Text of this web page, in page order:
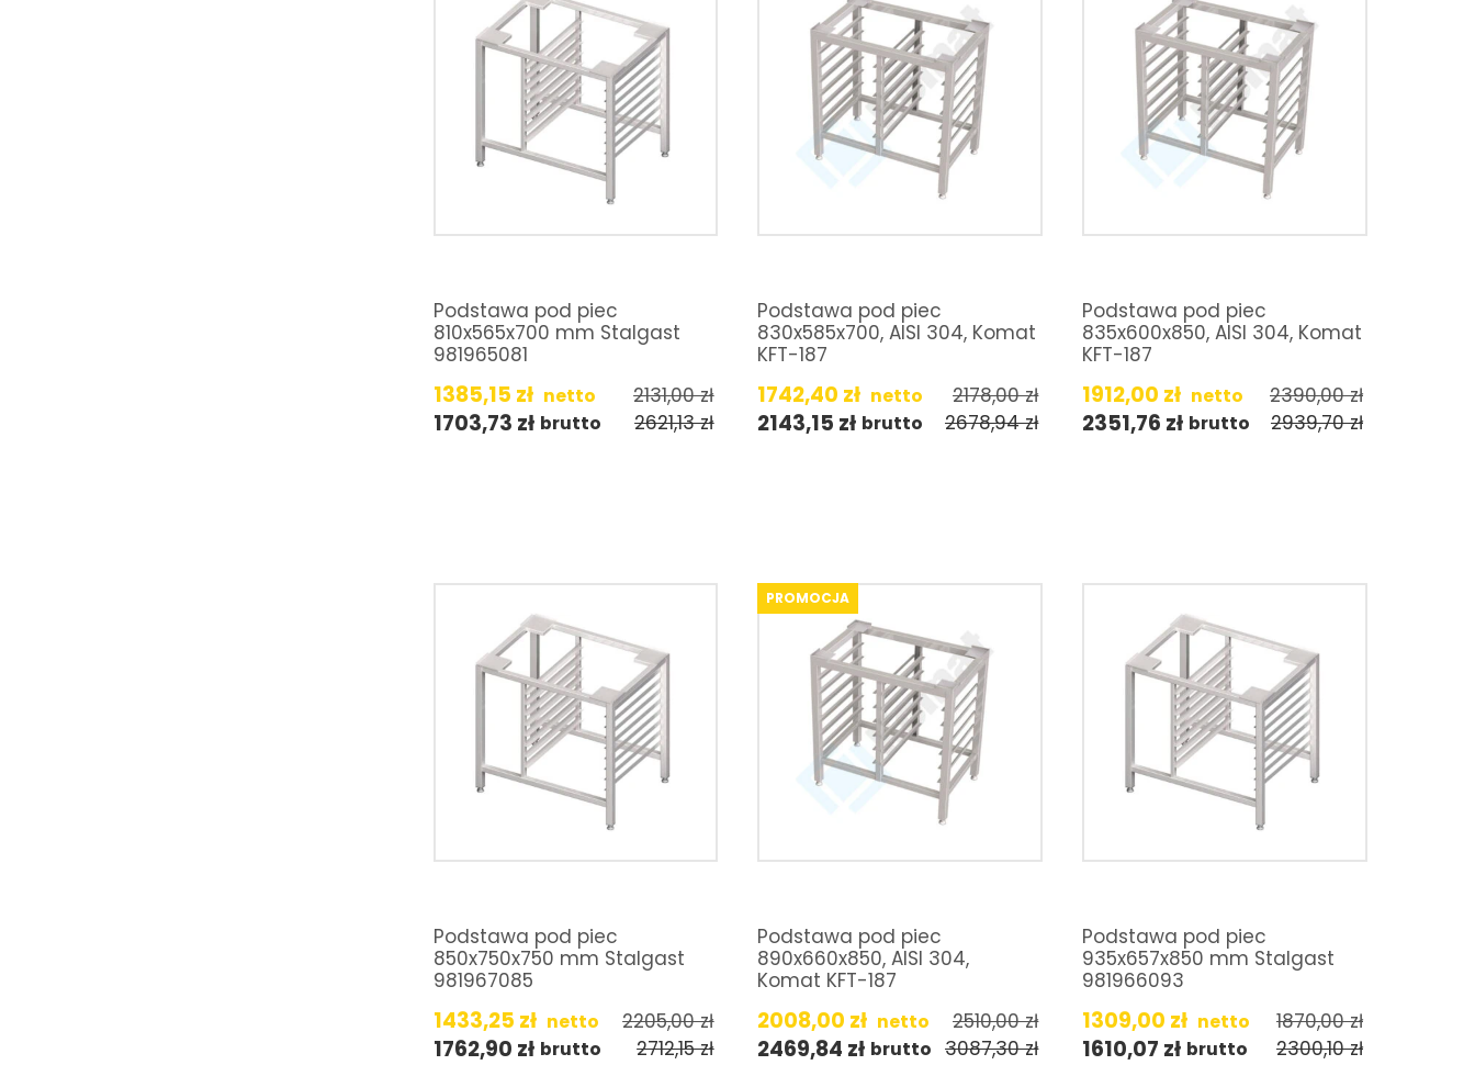
Podstawa pod piec
810x565x700 mm Stalgast
981965081
1385,15 zł netto 2131,00zł
1703,73 zł brutto 2621,13zł
Podstawa pod piec
830x585x700, AISI 304, Komat
KFT-187
1742,40 zł netto 2178,00zł
2143,15 zł brutto 2678,94zł
Podstawa pod piec
835x600x850, AISI 304, Komat
KFT-187
1912,00 zł netto 2390,00zł
2351,76 zł brutto 2939,70zł
Podstawa pod piec
850x750x750 mm Stalgast
981967085
1433,25 zł netto 2205,00zł
1762,90 zł brutto 2712,15zł
PROMOCJA
Podstawa pod piec
890x660x850, AISI 304,
Komat KFT-187
2008,00 zł netto 2510,00zł
2469,84 zł brutto 3087,30zł
Podstawa pod piec
935x657x850 mm Stalgast
981966093
1309,00 zł netto 1870,00zł
1610,07 zł brutto 2300,10zł